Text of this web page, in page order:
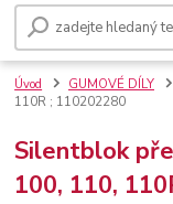
Úvod GUMOVÉ DÍLY
110R ; 110202280
Silentblok
100, 110,